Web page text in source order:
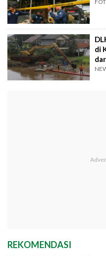
di
REKOMENDASI